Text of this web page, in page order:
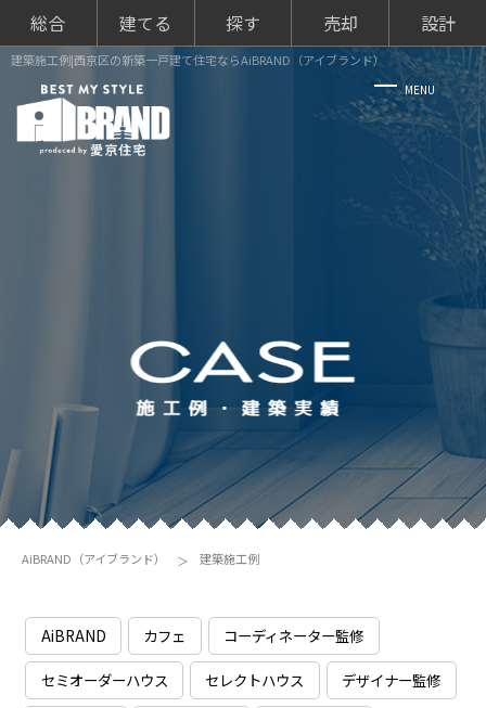
総合 建てる 探す 売却 設計
建築施工例|西京区の新築一戸建て住宅ならAiBRAND（アイブランド）
AiBRAND（アイブランド） 建築施工例
AiBRAND カフェ コーディネーター監修
セミオーダーハウス セレクトハウス デザイナー監修